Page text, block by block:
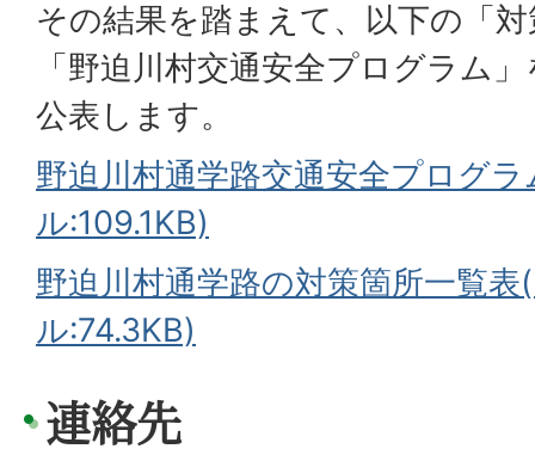
その結果を踏まえて、以下の「
「野迫川村交通安全プログラム
公表します。
野迫川村通学路交通安全プログ
ル:109.1KB)
野迫川村通学路の対策箇所一覧表
ル:74.3KB)
連絡先